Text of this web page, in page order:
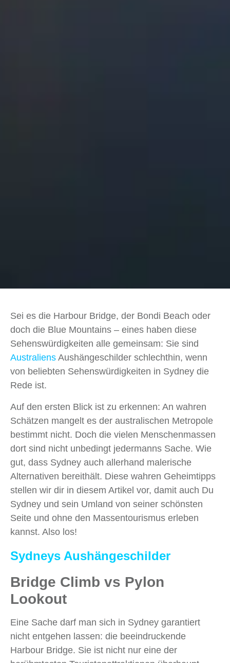
Sei es die Harbour Bridge, der Bondi Beach oder
doch die Blue Mountains – eines haben diese
Sehenswürdigkeiten alle gemeinsam: Sie sind
Australiens Aushängeschilder schlechthin, wenn
von beliebten Sehenswürdigkeiten in Sydney die
Rede ist.
Auf den ersten Blick ist zu erkennen: An wahren
Schätzen mangelt es der australischen Metropole
bestimmt nicht. Doch die vielen Menschenmassen
dort sind nicht unbedingt jedermanns Sache. Wie
gut, dass Sydney auch allerhand malerische
Alternativen bereithält. Diese wahren Geheimtipps
stellen wir dir in diesem Artikel vor, damit auch Du
Sydney und sein Umland von seiner schönsten
Seite und ohne den Massentourismus erleben
kannst. Also los!
Sydneys Aushängeschilder
Bridge Climb vs Pylon
Lookout
Eine Sache darf man sich in Sydney garantiert
nicht entgehen lassen: die beeindruckende
Harbour Bridge. Sie ist nicht nur eine der